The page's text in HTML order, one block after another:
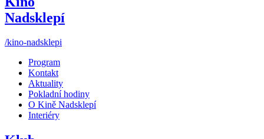
Nadsklepí
/kino-nadsklepi
Program
Kontakt
Aktuality
Pokladní hodiny
O Kině Nadsklepí
Interiéry